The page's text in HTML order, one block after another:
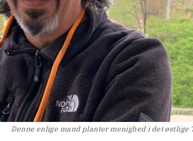
Denne enlige mand planter menighed i det østlige